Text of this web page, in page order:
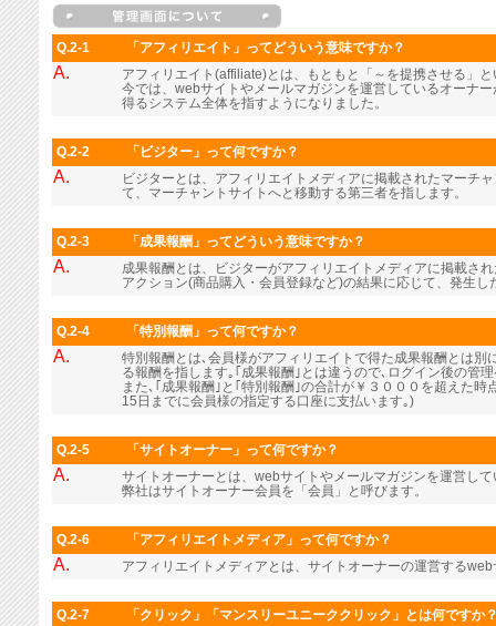
Q.2-1 「アフィリエイト」ってどういう意味ですか？
A.
アフィリエイト(affiliate)とは、もともと「～を提携させる」
今では、webサイトやメールマガジンを運営しているオーナ
得るシステム全体を指すようになりました。
Q.2-2 「ビジター」って何ですか？
A.
ビジターとは、アフィリエイトメディアに掲載されたマーチ
て、マーチャントサイトへと移動する第三者を指します。
Q.2-3 「成果報酬」ってどういう意味ですか？
A.
成果報酬とは、ビジターがアフィリエイトメディアに掲載さ
アクション(商品購入・会員登録など)の結果に応じて、発生し
Q.2-4 「特別報酬」って何ですか？
A.
特別報酬とは､会員様がアフィリエイトで得た成果報酬とは
る報酬を指します｡｢成果報酬｣とは違うので､ログイン後の管
また､｢成果報酬｣と｢特別報酬｣の合計が￥３０００を超えた
15日までに会員様の指定する口座に支払います｡)
Q.2-5 「サイトオーナー」って何ですか？
A.
サイトオーナーとは、webサイトやメールマガジンを運営し
弊社はサイトオーナー会員を「会員」と呼びます。
Q.2-6 「アフィリエイトメディア」って何ですか？
A. アフィリエイトメディアとは、サイトオーナーの運営する
Q.2-7 「クリック」「マンスリーユニーククリック」とは何ですか